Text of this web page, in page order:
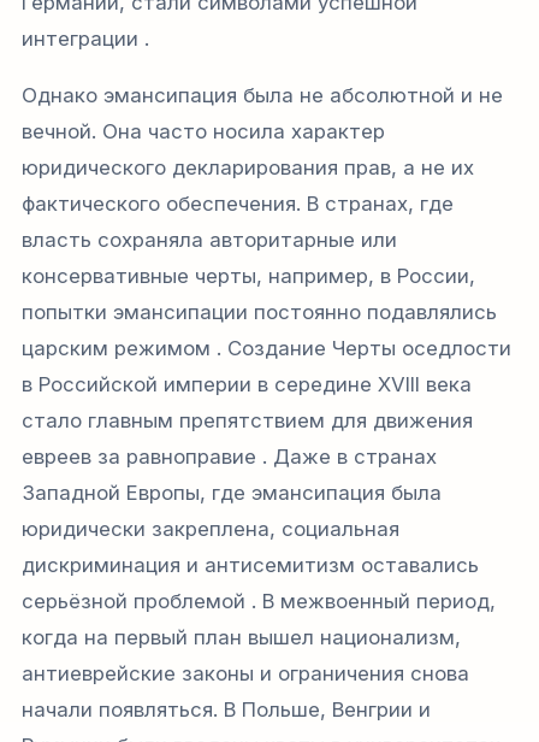
интеграции .
Однако эмансипация была не абсолютной и не
вечной. Она часто носила характер
юридического декларирования прав, а не их
фактического обеспечения. В странах, где
власть сохраняла авторитарные или
консервативные черты, например, в России,
попытки эмансипации постоянно подавлялись
царским режимом . Создание Черты оседлости
в Российской империи в середине XVIII века
стало главным препятствием для движения
евреев за равноправие . Даже в странах
Западной Европы, где эмансипация была
юридически закреплена, социальная
дискриминация и антисемитизм оставались
серьёзной проблемой . В межвоенный период,
когда на первый план вышел национализм,
антиеврейские законы и ограничения снова
начали появляться. В Польше, Венгрии и